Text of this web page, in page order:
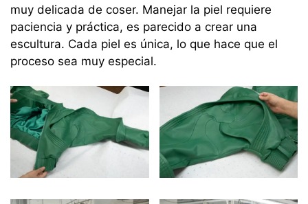
muy delicada de coser. Manejar la piel requiere
paciencia y práctica, es parecido a crear una
escultura. Cada piel es única, lo que hace que el
proceso sea muy especial.